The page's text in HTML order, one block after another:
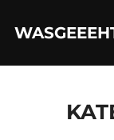
Inhalt